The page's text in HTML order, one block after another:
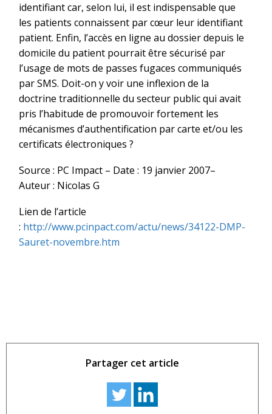
identifiant car, selon lui, il est indispensable que
les patients connaissent par cœur leur identifiant
patient. Enfin, l’accès en ligne au dossier depuis le
domicile du patient pourrait être sécurisé par
l’usage de mots de passes fugaces communiqués
par SMS. Doit-on y voir une inflexion de la
doctrine traditionnelle du secteur public qui avait
pris l’habitude de promouvoir fortement les
mécanismes d’authentification par carte et/ou les
certificats électroniques ?
Source : PC Impact – Date : 19 janvier 2007–
Auteur : Nicolas G
Lien de l’article
: http://www.pcinpact.com/actu/news/34122-DMP-
Sauret-novembre.htm
Partager cet article